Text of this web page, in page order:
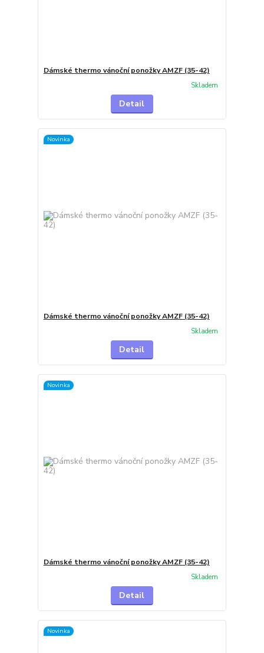
Dámské thermo vánoční ponožky AMZF (35-42)
Skladem
Detail
Novinka
Dámské thermo vánoční ponožky AMZF (35-42)
Skladem
Detail
Novinka
Dámské thermo vánoční ponožky AMZF (35-42)
Skladem
Detail
Novinka